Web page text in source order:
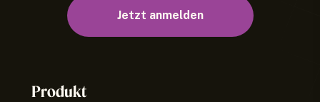
Jetzt anmelden
Produkt